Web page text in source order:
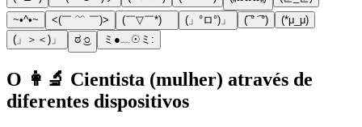
~•^•~
<(￣ ﹌ ￣)> (￣▽￣*)ゞ (」°ロ°)」 (͡ ° ͡ °)
(*μ_μ)
(」＞＜)」
ಠ ּ͜೦ ミ●﹏☉ミ:
O 👩‍🔬 Cientista (mulher) através de
diferentes dispositivos